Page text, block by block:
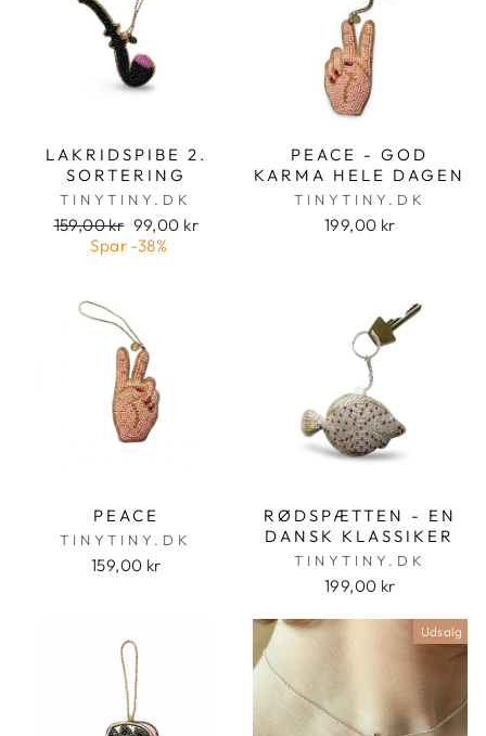
LAKRIDSPIBE 2.
SORTERING
TINYTINY.DK
Pris
159,00 kr Udsalgspris
99,00 kr
Spar -38%
PEACE - GOD
KARMA HELE DAGEN
TINYTINY.DK
199,00 kr
PEACE
TINYTINY.DK
159,00 kr
RØDSPÆTTEN - EN
DANSK KLASSIKER
TINYTINY.DK
199,00 kr
Udsalg